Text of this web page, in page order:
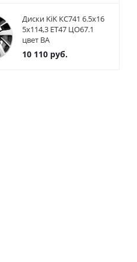
Диски KiK КС741 6.5x16
5x114,3 ET47 ЦО67.1
цвет BA
10 110руб.